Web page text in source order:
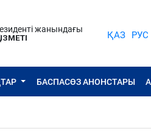
жанындағы
ҚАЗ РУС
БАСПАСӨЗ АНОНСТАРЫ